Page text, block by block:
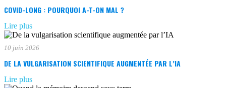
COVID-LONG : POURQUOI A-T-ON MAL ?
Lire plus
10 juin 2026
DE LA VULGARISATION SCIENTIFIQUE AUGMENTÉE PAR L’IA
Lire plus